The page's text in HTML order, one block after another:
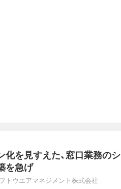
化を見すえた、窓口業務のシ
を急げ
トウエアマネジメント株式会社